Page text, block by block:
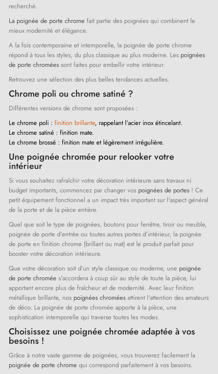
recherché.
La poignée de porte chrome fait partie des poignées qui combinent le
mieux modernité et élégance.
A la fois contemporaine et intemporelle, la poignée de porte chrome
répond à tous les styles, du plus classique au plus moderne. Les poignées
de porte chromées sont faites pour embellir votre intérieur.
Retrouvez une sélection des plus belles tendances actuelles.
Chrome poli ou chrome satiné ?
Différentes versions de chrome sont proposées :
Le chrome poli : finition brillante, rappelant l’acier inox étincelant.
Le chrome satiné : finition mate.
Le chrome brossé : finition mate et légèrement irrégulière.
Une poignée chromée pour relooker votre
intérieur
Si vous souhaitez rafraîchir votre décoration intérieure sans travaux ni
budget importants, commencez par changer vos poignées de portes ! Ce
petit équipement fonctionnel a un impact très important sur l'aspect général
de la porte et de la pièce entière.
Quel que soit le type de poignées, boutons pour fenêtre, tiroir ou meuble,
poignée de porte d’entrée ou toutes autres portes d’intérieur, la poignée
de porte en finition chrome (brillant ou mat) est le produit parfait pour
booster votre décoration intérieure.
Que votre décoration soit d’un style classique ou moderne, une poignée
de porte chromée s'accordera à coup sûr au style de toute la pièce, lui
apportant encore plus de fraîcheur et de modernité. Avec leur finition
métallique brillante, nos poignées chromées attirent l'attention des amateurs
de déco. La poignée de porte chromée apporte à la pièce, une
sophistication intemporelle qui traverse toutes les modes.
Choisissez une poignée chromée adaptée à vos
besoins !
Grâce à notre vaste gamme de poignées, vous trouverez facilement la
poignée de porte chrome qui correspond parfaitement à vos besoins.